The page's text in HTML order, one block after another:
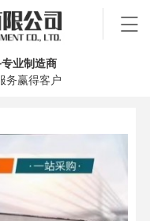
业制造商
务赢得客户